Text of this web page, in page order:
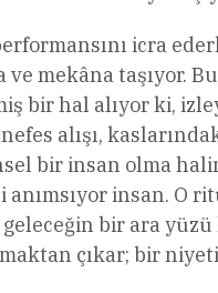
icra
ve mekâna taşıyor.
bir hal alıyor ki,
alışı,
bir insan olma
insan. O
bir ara
çıkar; bir